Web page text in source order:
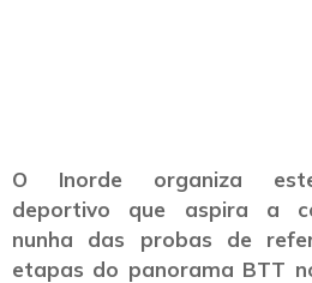
O Inorde organiza
deportivo que aspira a
nunha das probas de
etapas do panorama BTT